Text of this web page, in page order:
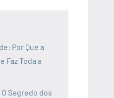
Por Que a
Faz Toda a
Segredo dos